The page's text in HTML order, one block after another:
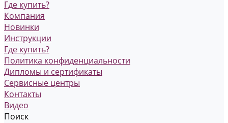
Где купить?
Компания
Новинки
Инструкции
Где купить?
Политика конфиденциальности
Дипломы и сертификаты
Сервисные центры
Контакты
Видео
Поиск